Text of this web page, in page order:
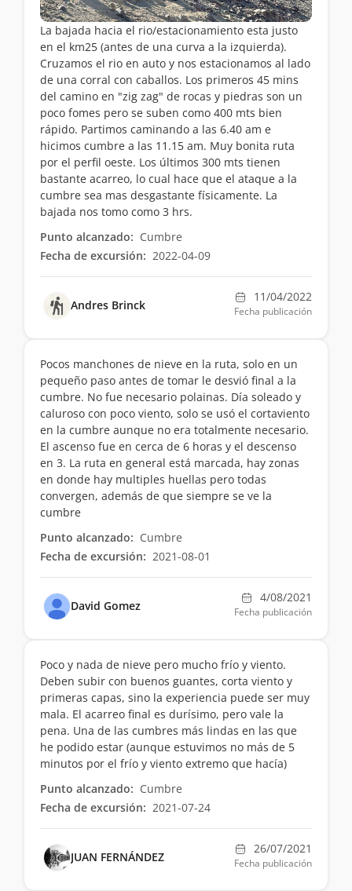
La bajada hacia el rio/estacionamiento esta justo
en el km25 (antes de una curva a la izquierda).
Cruzamos el rio en auto y nos estacionamos al lado
de una corral con caballos. Los primeros 45 mins
del camino en "zig zag" de rocas y piedras son un
poco fomes pero se suben como 400 mts bien
rápido. Partimos caminando a las 6.40 am e
hicimos cumbre a las 11.15 am. Muy bonita ruta
por el perfil oeste. Los últimos 300 mts tienen
bastante acarreo, lo cual hace que el ataque a la
cumbre sea mas desgastante físicamente. La
bajada nos tomo como 3 hrs.
Punto alcanzado: Cumbre
Fecha de excursión: 2022-04-09
Andres Brinck
11/04/2022
Fecha publicación
Pocos manchones de nieve en la ruta, solo en un
pequeño paso antes de tomar le desvió final a la
cumbre. No fue necesario polainas. Día soleado y
caluroso con poco viento, solo se usó el cortaviento
en la cumbre aunque no era totalmente necesario.
El ascenso fue en cerca de 6 horas y el descenso
en 3. La ruta en general está marcada, hay zonas
en donde hay multiples huellas pero todas
convergen, además de que siempre se ve la
cumbre
Punto alcanzado: Cumbre
Fecha de excursión: 2021-08-01
David Gomez
4/08/2021
Fecha publicación
Poco y nada de nieve pero mucho frío y viento.
Deben subir con buenos guantes, corta viento y
primeras capas, sino la experiencia puede ser muy
mala. El acarreo final es durísimo, pero vale la
pena. Una de las cumbres más lindas en las que
he podido estar (aunque estuvimos no más de 5
minutos por el frío y viento extremo que hacía)
Punto alcanzado: Cumbre
Fecha de excursión: 2021-07-24
JUAN FERNÁNDEZ
26/07/2021
Fecha publicación